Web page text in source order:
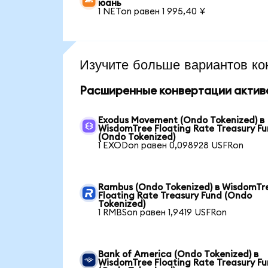
юань
1 NETon равен 1 995,40 ¥
Изучите больше вариантов
Расширенные конвертации
Exodus Movement (Ondo Tokenized) в
WisdomTree Floating Rate Treasury
(Ondo Tokenized)
1 EXODon равен 0,098928 USFRon
Rambus (Ondo Tokenized) в
Floating Rate Treasury Fund (Ondo
Tokenized)
1 RMBSon равен 1,9419 USFRon
Bank of America (Ondo Tokenized) в
WisdomTree Floating Rate Treasury